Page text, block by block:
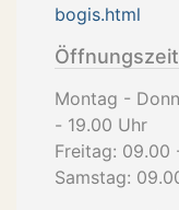
bogis.html
Montag -
- 19.00 Uhr
Freitag: 09.00
Samstag: